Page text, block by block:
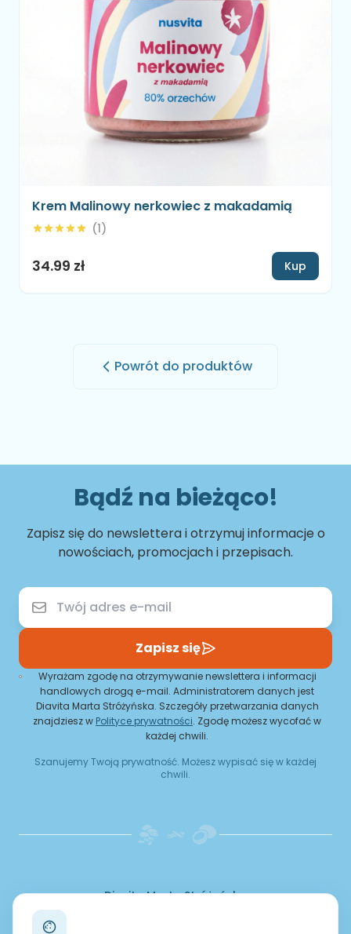
Krem Malinowy nerkowiec z makadamią
(1)
34.99 zł Kup
Powrót do produktów
Bądź na bieżąco!
Zapisz się do newslettera i otrzymuj informacje o
nowościach, promocjach i przepisach.
Zapisz się
Wyrażam zgodę na otrzymywanie newslettera i informacji
handlowych drogą e-mail. Administratorem danych jest
Diavita Marta Stróżyńska. Szczegóły przetwarzania danych
znajdziesz w Polityce prywatności. Zgodę możesz wycofać w
każdej chwili.
Szanujemy Twoją prywatność. Możesz wypisać się w każdej
chwili.
Diavita Marta Stróżyńska